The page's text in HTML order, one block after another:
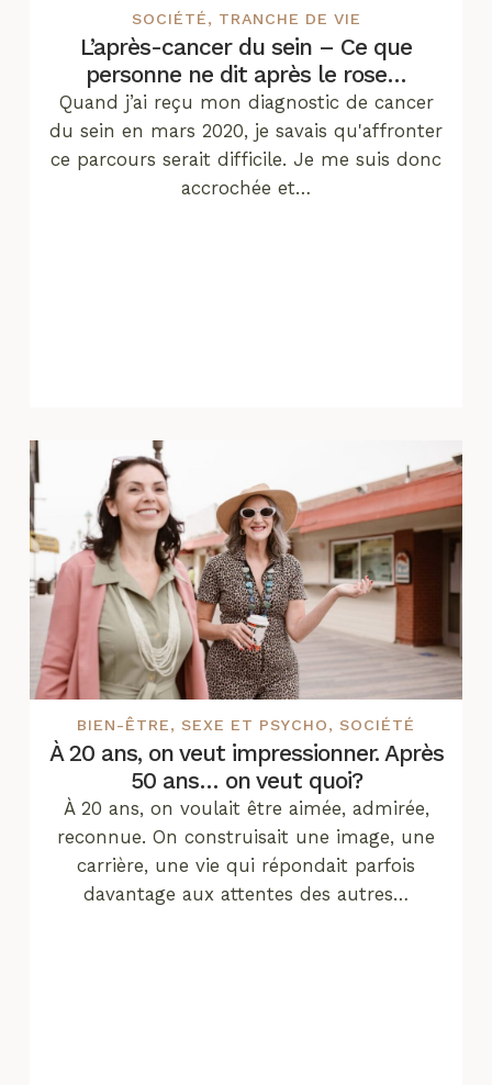
SOCIÉTÉ, TRANCHE DE VIE
L’après-cancer du sein – Ce que
personne ne dit après le rose…
Quand j’ai reçu mon diagnostic de cancer
du sein en mars 2020, je savais qu'affronter
ce parcours serait difficile. Je me suis donc
accrochée et…
BIEN-ÊTRE, SEXE ET PSYCHO, SOCIÉTÉ
À 20 ans, on veut impressionner. Après
50 ans… on veut quoi?
À 20 ans, on voulait être aimée, admirée,
reconnue. On construisait une image, une
carrière, une vie qui répondait parfois
davantage aux attentes des autres…